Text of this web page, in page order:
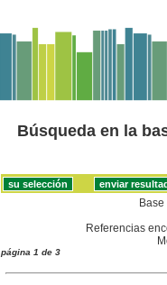
Búsqueda en la
Base
Referencias
página 1 de 3